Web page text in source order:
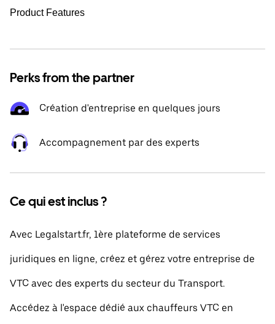
Product Features
Perks from the partner
Création d'entreprise en quelques jours
Accompagnement par des experts
Ce qui est inclus ?
Avec Legalstart.fr, 1ère plateforme de services
juridiques en ligne, créez et gérez votre entreprise de
VTC avec des experts du secteur du Transport.
Accédez à l'espace dédié aux chauffeurs VTC en